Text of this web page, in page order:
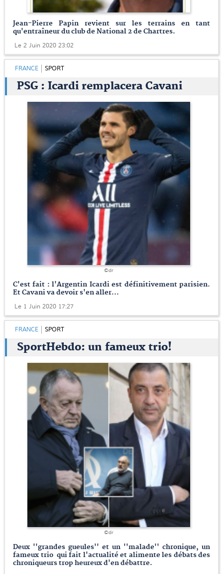
Jean-Pierre Papin revient sur les terrains en tant
qu'entraîneur du club de National 2 de Chartres.
Le 2 Juin 2020 23:02
FRANCE SPORT
PSG : Icardi remplacera Cavani
©dr
C'est fait : l'Argentin Icardi est définitivement parisien.
Et Cavani va devoir s'en aller...
Le 1 Juin 2020 17:27
FRANCE SPORT
SportHebdo: un fameux trio!
©dr
Deux ''grandes gueules'' et un ''malade'' chronique, un
fameux trio qui fait l'actualité et alimente les débats des
chroniqueurs trop heureux d'en débattre.